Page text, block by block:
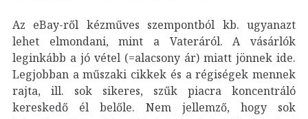
Az eBay-ről kézműves szempontból kb. ugyanazt
lehet elmondani, mint a Vateráról. A vásárlók
leginkább a jó vétel (=alacsony ár) miatt jönnek ide.
Legjobban a műszaki cikkek és a régiségek mennek
rajta, ill. sok sikeres, szűk piacra koncentráló
kereskedő él belőle. Nem jellemző, hogy sok